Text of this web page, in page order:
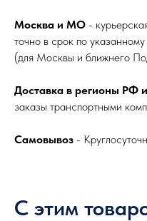
Москва и МО -
точно в срок по
(для Москвы и ближнего
Доставка в регионы РФ
заказы транспортными
Самовывоз -
С этим